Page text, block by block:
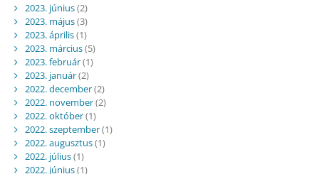
2023. június(2)
2023. május(3)
2023. április(1)
2023. március(5)
2023. február(1)
2023. január(2)
2022. december(2)
2022. november(2)
2022. október(1)
2022. szeptember(1)
2022. augusztus(1)
2022. július(1)
2022. június(1)